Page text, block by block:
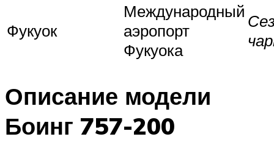
Фукуок
Международный
аэропорт
Фукуока
Описание модели
Боинг 757-200